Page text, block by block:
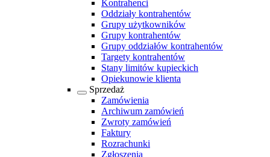
Kontrahenci
Oddziały kontrahentów
Grupy użytkowników
Grupy kontrahentów
Grupy oddziałów kontrahentów
Targety kontrahentów
Stany limitów kupieckich
Opiekunowie klienta
Sprzedaż
Zamówienia
Archiwum zamówień
Zwroty zamówień
Faktury
Rozrachunki
Zgłoszenia